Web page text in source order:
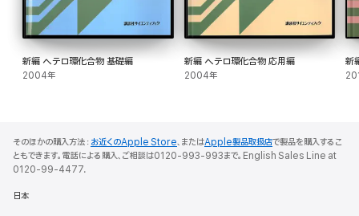
新編 ヘテロ環化合物 基礎編
2004年
新編 ヘテロ環化合物 応用編
2004年
新
そのほかの購入方法： お近くのApple Store、またはApple製品取扱店で製品を購入するこ
ともできます。電話による購入、ご相談は0120-993-993まで。English Sales Line at
0120-99-4477.
日本